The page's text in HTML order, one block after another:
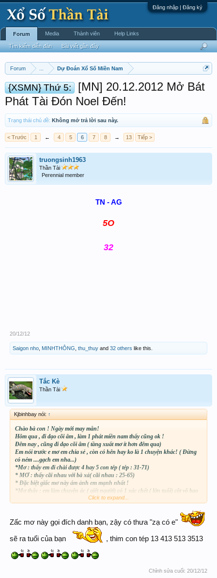
Đăng nhập | Đăng ký
Forum Dự Đoán Xổ Số Miền Nam
{XSMN} Thứ 5:
[MN] 20.12.2012 Mở Bát
Phát Tài Đón Noel Đến!
Trạng thái chủ đề: Không mở trả lời sau này.
< Trước 1 ← 4 5 6 7 8 → 13 Tiếp >
truongsinh1963
Thần Tài
Perennial member
TN - AG
5O
32
20/12/12
Saigon nho MINHTHÔNG thu_thuy and 32 others like this.
Tắc Kè
Thần Tài
Kjbinhbay nói: ↑
Chào bà con ! Ngày mới may mắn!
Hôm qua , đi dạo cõi âm , làm 1 phát miền nam thấy cũng ok !
Đêm nay , cũng đi dạo cõi âm ( tầng xuất mơ ít hơn đêm qua)
Em nói trước e mơ em chia sẻ , còn có hên hay ko là 1 chuyện khác! ( Đừng
có ném ....gạch em nha...)
*Mơ : thấy em đi chài được 4 hay 5 con tép ( tép : 31-71)
* MƠ : thấy cãi nhau với bà xả( cãi nhau : 25-65)
* Đặc biệt giấc mơ này ám ảnh em mạnh nhất !
*Mơ thấy : em làm chuyện ác ( giết người) có 1 xác chết ( lớn tuổi) cột vô bao
nhựa , hôi .....( tính phi tang ) mà bị phát hiện .........công an vô , em tính vọt lẹ
------> xác chết già : 83
Những giấc mơ trên : có được :31*65*83
Click to expand...
Zấc mơ này gọi đích danh bạn, zậy có thưa "zạ có e"
sẽ ra tuổi của bạn , thim con tép 13 413 513 3513
Chỉnh sửa cuối: 20/12/12
Forum
Tìm kiếm diễn đàn Bài viết gần đây
Media Thành viên Help Links